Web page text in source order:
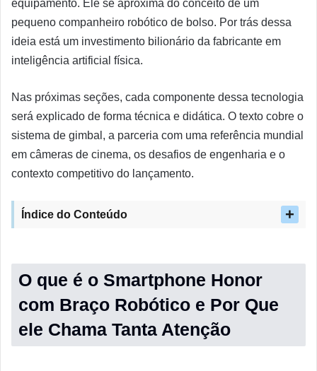
equipamento. Ele se aproxima do conceito de um
pequeno companheiro robótico de bolso. Por trás dessa
ideia está um investimento bilionário da fabricante em
inteligência artificial física.
Nas próximas seções, cada componente dessa tecnologia
será explicado de forma técnica e didática. O texto cobre o
sistema de gimbal, a parceria com uma referência mundial
em câmeras de cinema, os desafios de engenharia e o
contexto competitivo do lançamento.
Índice do Conteúdo
O que é o Smartphone Honor
com Braço Robótico e Por Que
ele Chama Tanta Atenção